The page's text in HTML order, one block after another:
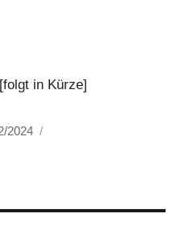
in Kürze]
2024